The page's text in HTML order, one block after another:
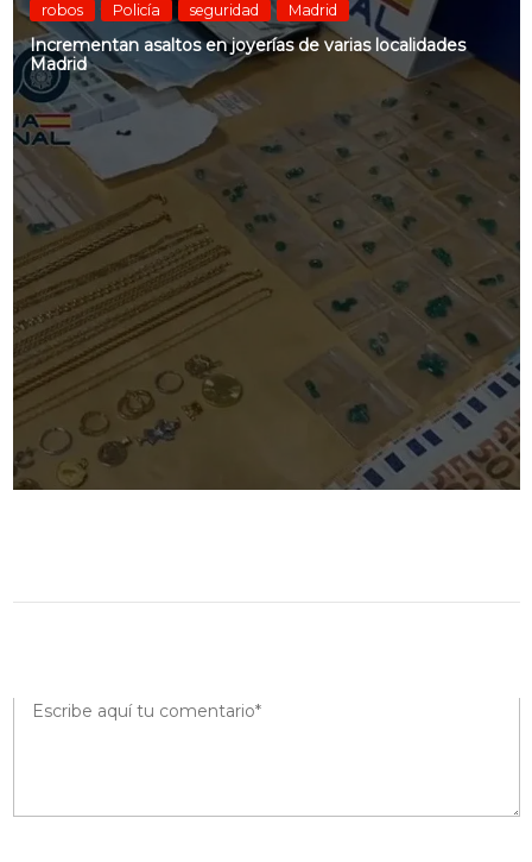
robos Policía seguridad Madrid
Incrementan asaltos en joyerías de varias localidades
Madrid